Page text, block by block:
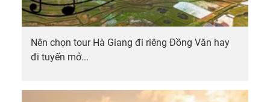
Nên chọn tour Hà Giang đi riêng Đồng Văn hay
đi tuyến mở...